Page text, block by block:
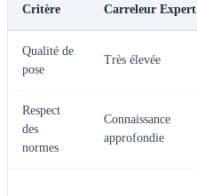
Critère Carreleur Expert
Qualité de
pose
Très élevée
Respect
des
normes
Connaissance
approfondie